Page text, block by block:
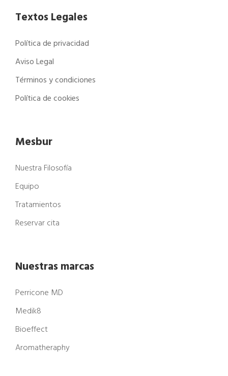
Textos Legales
Política de privacidad
Aviso Legal
Términos y condiciones
Política de cookies
Mesbur
Nuestra Filosofía
Equipo
Tratamientos
Reservar cita
Nuestras marcas
Perricone MD
Medik8
Bioeffect
Aromatheraphy